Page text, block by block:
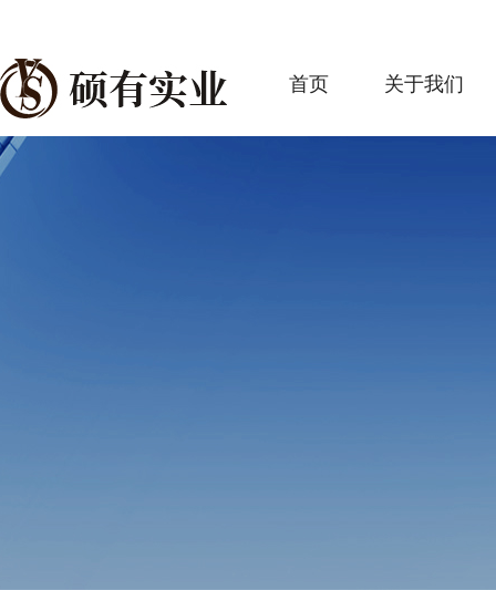
首页 关于我们